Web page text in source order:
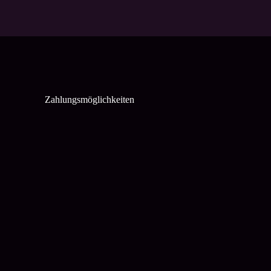
Zahlungsmöglichkeiten